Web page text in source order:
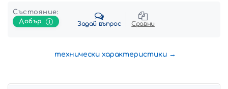
Състояние:
Добър
Задай въпрос Сравни
технически характеристики